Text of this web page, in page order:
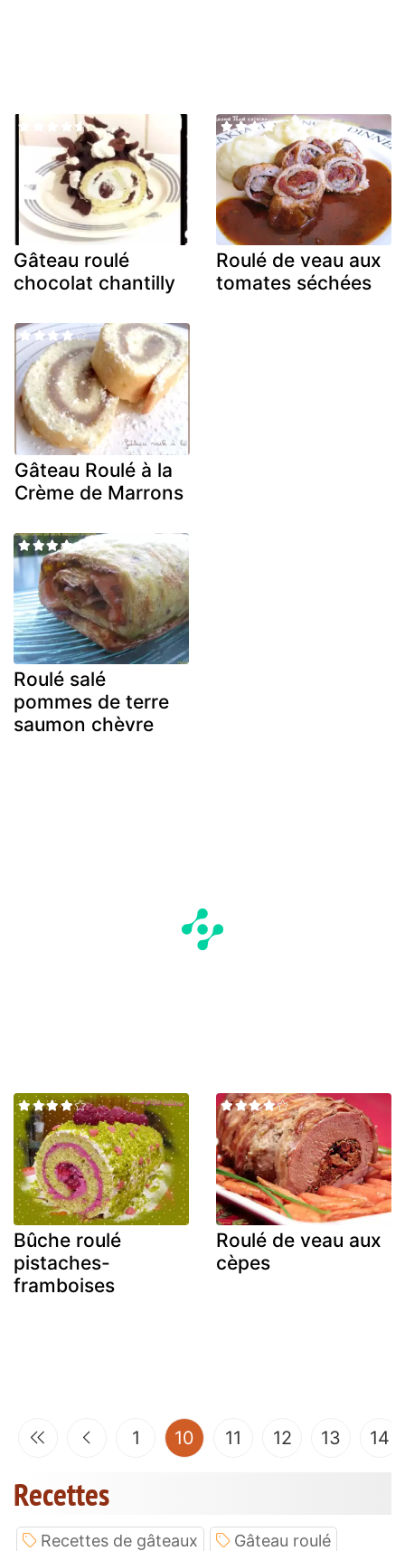
Gâteau roulé
chocolat chantilly
Roulé de veau aux
tomates séchées
Gâteau Roulé à la
Crème de Marrons
Roulé salé
pommes de terre
saumon chèvre
Bûche roulé
pistaches-
framboises
Roulé de veau aux
cèpes
1 10 (current)
11 12 13 14
Recettes
Recettes de gâteaux
Gâteau roulé